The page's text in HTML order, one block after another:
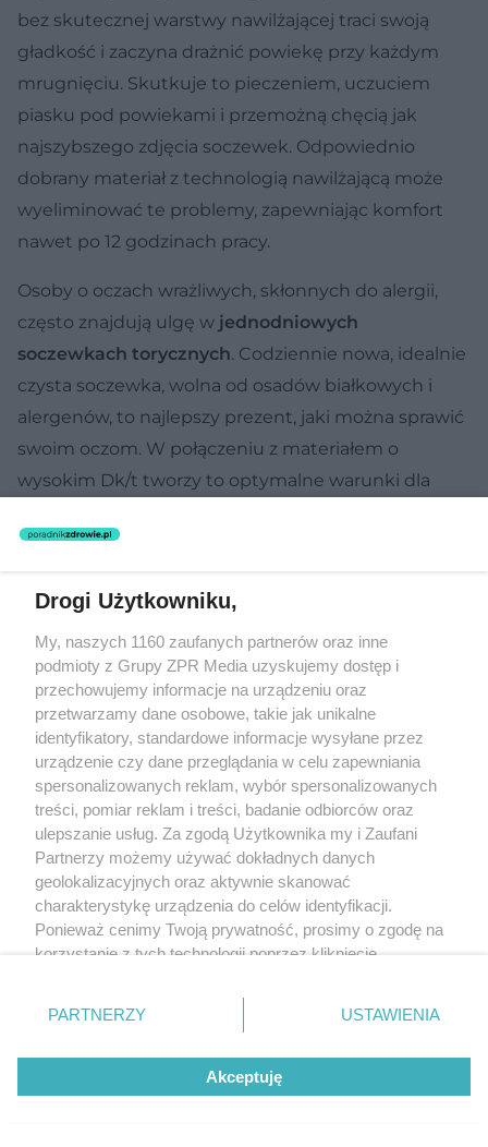
bez skutecznej warstwy nawilżającej traci swoją
gładkość i zaczyna drażnić powiekę przy każdym
mrugnięciu. Skutkuje to pieczeniem, uczuciem
piasku pod powiekami i przemożną chęcią jak
najszybszego zdjęcia soczewek. Odpowiednio
dobrany materiał z technologią nawilżającą może
wyeliminować te problemy, zapewniając komfort
nawet po 12 godzinach pracy.
Osoby o oczach wrażliwych, skłonnych do alergii,
często znajdują ulgę w jednodniowych
soczewkach torycznych. Codziennie nowa, idealnie
czysta soczewka, wolna od osadów białkowych i
alergenów, to najlepszy prezent, jaki można sprawić
swoim oczom. W połączeniu z materiałem o
wysokim Dk/t tworzy to optymalne warunki dla
nie tylko brak dyskomfortu, ale także stabilne
Drogi Użytkowniku,
My, naszych 1160 zaufanych partnerów oraz inne
podmioty z Grupy ZPR Media uzyskujemy dostęp i
przechowujemy informacje na urządzeniu oraz
przetwarzamy dane osobowe, takie jak unikalne
identyfikatory, standardowe informacje wysyłane przez
urządzenie czy dane przeglądania w celu zapewniania
spersonalizowanych reklam, wybór spersonalizowanych
treści, pomiar reklam i treści, badanie odbiorców oraz
ulepszanie usług. Za zgodą Użytkownika my i Zaufani
Partnerzy możemy używać dokładnych danych
geolokalizacyjnych oraz aktywnie skanować
charakterystykę urządzenia do celów identyfikacji.
Ponieważ cenimy Twoją prywatność, prosimy o zgodę na
korzystanie z tych technologii poprzez kliknięcie
zmienić/wycofać klikając przycisk ustawień prywatności
znajdujący się w lewym dolnym rogu strony
rodzaje przetwarzania danych nie wymagają zgody
użytkownika, ale masz prawo sprzeciwić się takiemu
przetwarzaniu. Preferencje będą miały zastosowanie tylko
PARTNERZY USTAWIENIA
Akceptuję